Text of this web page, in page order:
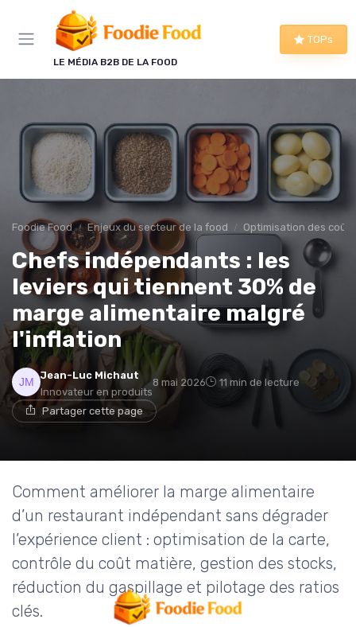
LE MÉDIA B2B DE LA FOOD
TOPs
Foodie Food Enjeux du secteur de la food Optimisation des coûts
Chefs indépendants : les
leviers qui tiennent 30% de
marge alimentaire malgré
l'inflation
Jean-Luc Michaut
Innovateur en produits
8 mai 2026 11 min de lecture
Partager cette page
Comment améliorer la marge alimentaire
d’un restaurant indépendant sans dégrader
l’expérience client : optimisation de la carte,
contrôle du coût matière, gestion des stocks,
réduction du gaspillage et pilotage des ratios
clés.
Panneau de gestion des cookies